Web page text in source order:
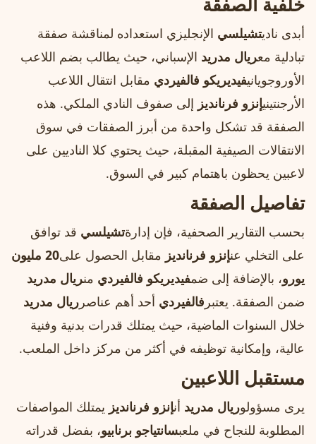
أبدى ناديتشيلسي الإنجليزي استعداده لمناقشة صفقة
تبادلية معريال مدريد الإسباني، حيث يطالب بضم اللاعب
الأوروجويانيفيديريكو فالفيردي مقابل انتقال اللاعب
الأرجنتينيإنزو فرنانديز إلى صفوف النادي الملكي. هذه
الصفقة قد تشكل واحدة من أبرز الصفقات في سوق
الانتقالات الصيفية المقبلة، حيث يحتوي كلا الناديين على
لاعبين يحظون باهتمام كبير في السوق.
تفاصيل الصفقة
بحسب التقارير الصحفية، فإن إدارةتشيلسي قد توافق
على التخلي عنإنزو فرنانديز مقابل الحصول على
20 مليون
يورو، بالإضافة إلى ضمفيديريكو فالفيردي منريال مدريد
ضمن الصفقة. يعتبر فالفيردي أحد أهم عناصر ريال مدريد
خلال السنوات الماضية، حيث يمتلك قدرات بدنية وفنية
عالية، وإمكانية توظيفه في أكثر من مركز داخل الملعب.
مستقبل اللاعبين
يرى مسؤولوريال مدريد أنإنزو فرنانديز يمتلك المواصفات
المطلوبة للنجاح في ملعبسانتياجو برنابيو، بفضل قدراته